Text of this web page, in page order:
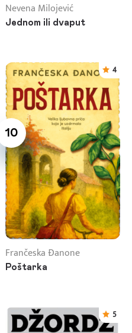
Nevena Milojević
Jednom ili dvaput
10
4
Frančeska Đanone
Poštarka
5